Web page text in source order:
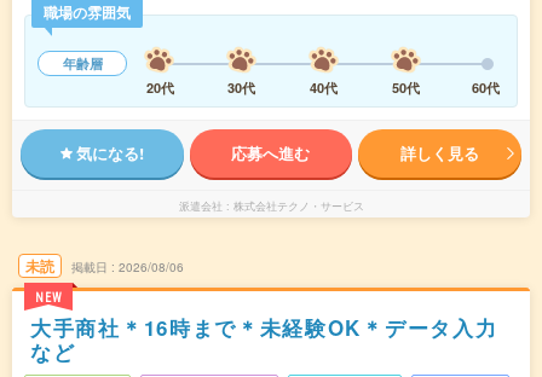
職場の雰囲気
年齢層
20代
30代 40代 50代 60代
気になる! 応募へ進む 詳しく見る
派遣会社 株式会社テクノ・サービス
未読
NEW
掲載日 2026/08/06
大手商社＊16時まで＊未経験OK＊データ入力
など